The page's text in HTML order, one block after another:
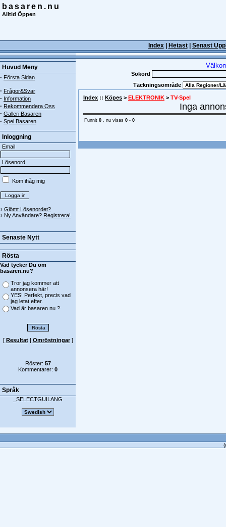
basaren.nu
Alltid Öppen
Index| Hetast| Senast
Huvud Meny
· Första Sidan
· Frågor&Svar
· Information
· Rekommendera Oss
· Galleri Basaren
· Spel Basaren
Inloggning
Email
Lösenord
Kom ihåg mig
› Glömt Lösenordet?
› Ny Användare? Registrera!
Senaste Nytt
Rösta
Vad tycker Du om
basaren.nu?
Tror jag kommer att
annonsera här!
YES! Perfekt, precis vad
jag letat efter.
Vad är basaren.nu ?
[ Resultat| Omröstningar]
Röster: 57
Kommentarer: 0
Språk
_SELECTGUILANG
Sökord
Täckningsområde
Index :: Köpes > ELEKTRONIK > TV-Spel
Inga
Funnit 0 , nu visas 0 - 0